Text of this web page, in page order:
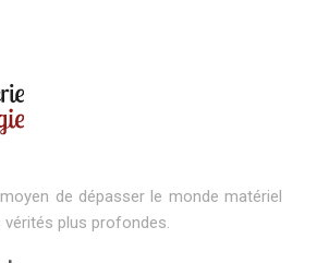
de dépasser le monde matériel
vérités plus profondes.